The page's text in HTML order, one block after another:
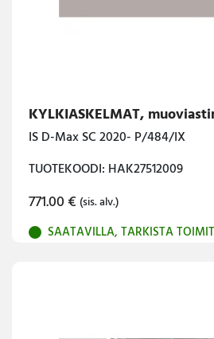
KYLKIASKELMAT,
IS D-Max SC 2020- P/484/IX
TUOTEKOODI: HAK27512009
771.00€ (sis. alv.)
SAATAVILLA, TARKISTA